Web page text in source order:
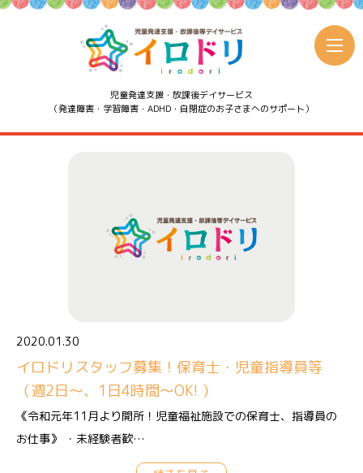
児童発達支援・放課後デイサービス
（発達障害・学習障害・ADHD・自閉症のお子さまへのサポート）
2020.01.30
イロドリスタッフ募集！保育士・児童指導員等
（週2日〜、1日4時間〜OK! ）
《令和元年11月より開所！児童福祉施設での保育士、指導員の
お仕事》 ・未経験者歓…